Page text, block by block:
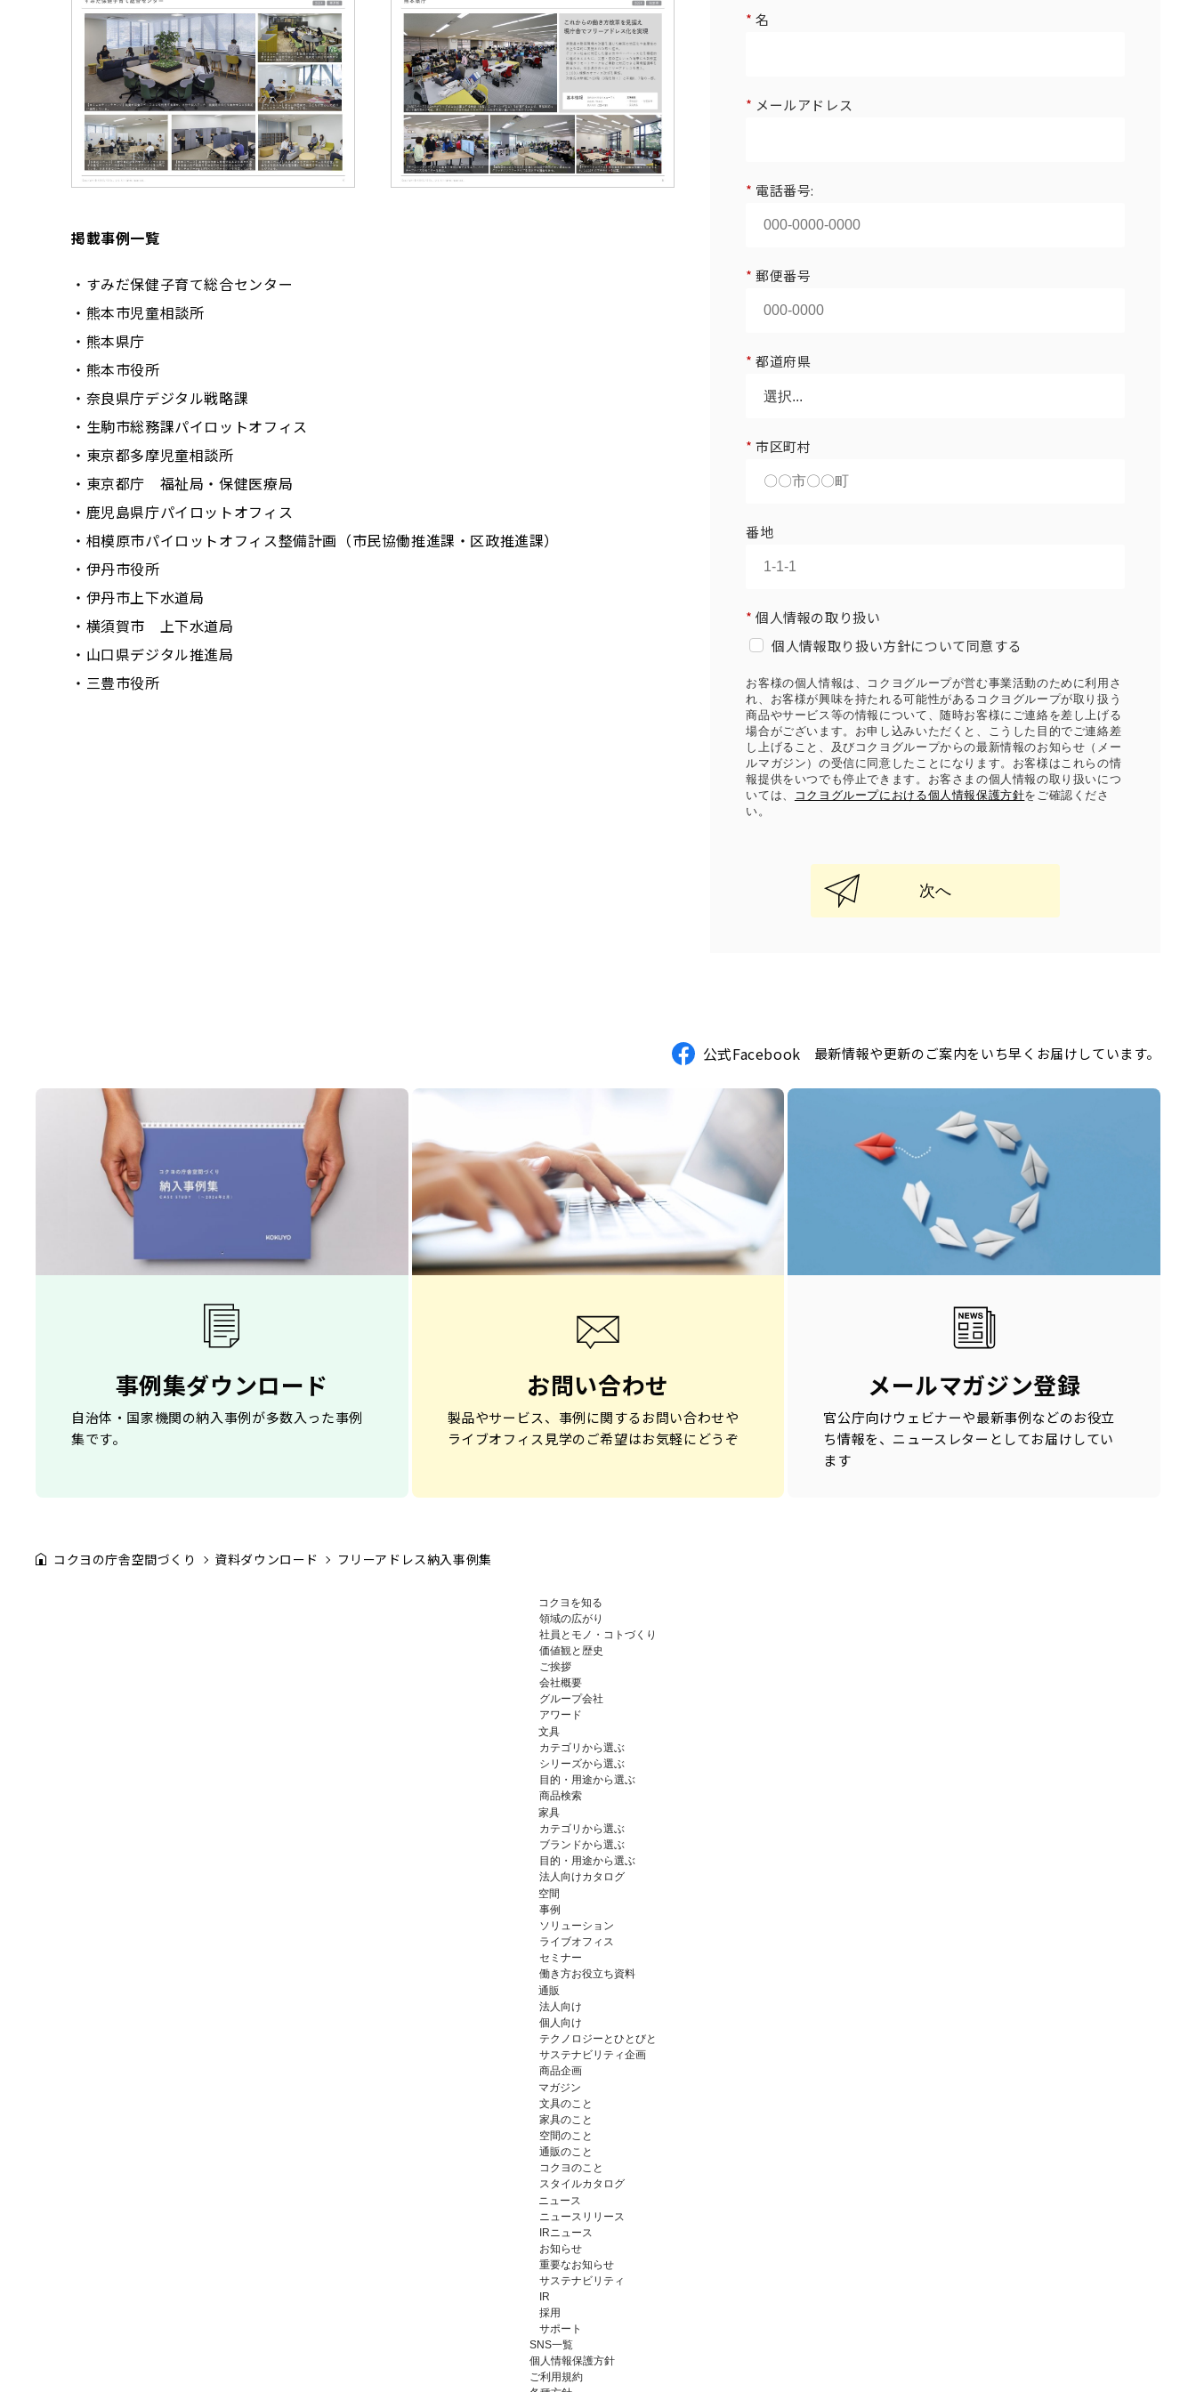
掲載事例一覧
・すみだ保健子育て総合センター
・熊本市児童相談所
・熊本県庁
・熊本市役所
・奈良県庁デジタル戦略課
・生駒市総務課パイロットオフィス
・東京都多摩児童相談所
・東京都庁 福祉局・保健医療局
・鹿児島県庁パイロットオフィス
・相模原市パイロットオフィス整備計画（市民協働推進課・区政推進課）
・伊丹市役所
・伊丹市上下水道局
・横須賀市 上下水道局
・山口県デジタル推進局
・三豊市役所
* 名
* メールアドレス
* 電話番号:
* 郵便番号
* 都道府県
* 市区町村
番地
* 個人情報の取り扱い
個人情報取り扱い方針について同意する
お客様の個人情報は、コクヨグループが営む事業活動のために利用さ
れ、お客様が興味を持たれる可能性があるコクヨグループが取り扱う
商品やサービス等の情報について、随時お客様にご連絡を差し上げる
場合がございます。お申し込みいただくと、こうした目的でご連絡差
し上げること、及びコクヨグループからの最新情報のお知らせ（メー
ルマガジン）の受信に同意したことになります。お客様はこれらの情
報提供をいつでも停止できます。お客さまの個人情報の取り扱いにつ
いては、
コクヨグループにおける個人情報保護方針をご確認くださ
い。
次へ
公式Facebook 最新情報や更新のご案内をいち早くお届けしています。
事例集ダウンロード
自治体・国家機関の納入事例が多数入った事例
集です。
お問い合わせ
製品やサービス、事例に関するお問い合わせや
ライブオフィス見学のご希望はお気軽にどうぞ
メールマガジン登録
官公庁向けウェビナーや最新事例などのお役立
ち情報を、ニュースレターとしてお届けしてい
ます
コクヨの庁舎空間づくり 資料ダウンロード フリーアドレス納入事例集
コクヨを知る
領域の広がり
社員とモノ・コトづくり
価値観と歴史
ご挨拶
会社概要
グループ会社
アワード
文具
カテゴリから選ぶ
シリーズから選ぶ
目的・用途から選ぶ
商品検索
家具
カテゴリから選ぶ
ブランドから選ぶ
目的・用途から選ぶ
法人向けカタログ
空間
事例
ソリューション
ライブオフィス
セミナー
働き方お役立ち資料
通販
法人向け
個人向け
テクノロジーとひとびと
サステナビリティ企画
商品企画
マガジン
文具のこと
家具のこと
空間のこと
通販のこと
コクヨのこと
スタイルカタログ
ニュース
ニュースリリース
IRニュース
お知らせ
重要なお知らせ
サステナビリティ
IR
採用
サポート
SNS一覧
個人情報保護方針
ご利用規約